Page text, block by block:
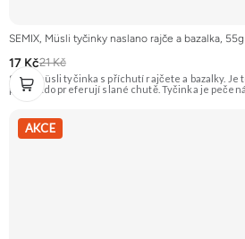
SEMIX, Müsli tyčinky naslano rajče a bazalka, 55g
17 Kč21 Kč
Slaná müsli tyčinka s příchutí rajčete a bazalky. Je
pro ty, kdo preferují slané chutě. Tyčinka je
AKCE